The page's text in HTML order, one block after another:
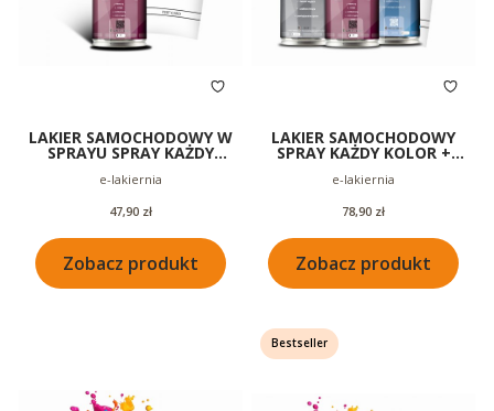
LAKIER SAMOCHODOWY W
SPRAYU SPRAY KAŻDY
Producent
e-lakiernia
Cena
47,90 zł
Zobacz produkt
LAKIER SAMOCHODOWY
SPRAY KAŻDY KOLOR +
200ML
Producent
e-lakiernia
Cena
78,90 zł
Zobacz produkt
Bestseller